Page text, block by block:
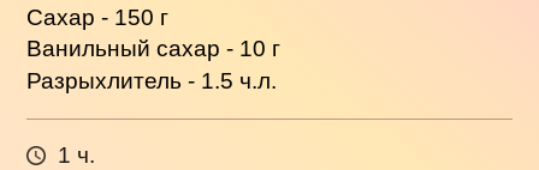
Сахар - 150 г
Ванильный сахар - 10 г
Разрыхлитель - 1.5 ч.л.
1 ч.